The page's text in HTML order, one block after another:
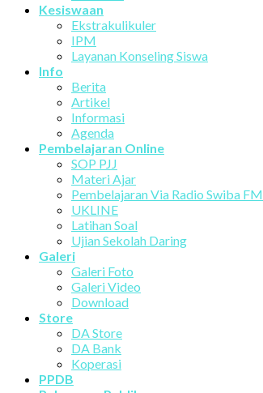
Kesiswaan
Ekstrakulikuler
IPM
Layanan Konseling Siswa
Info
Berita
Artikel
Informasi
Agenda
Pembelajaran Online
SOP PJJ
Materi Ajar
Pembelajaran Via Radio Swiba FM
UKLINE
Latihan Soal
Ujian Sekolah Daring
Galeri
Galeri Foto
Galeri Video
Download
Store
DA Store
DA Bank
Koperasi
PPDB